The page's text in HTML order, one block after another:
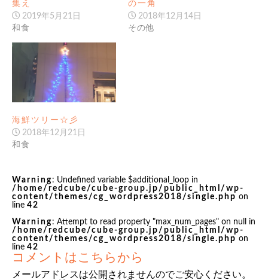
集え
2019年5月21日
和食
の一角
2018年12月14日
その他
海鮮ツリー☆彡
2018年12月21日
和食
Warning: Undefined variable $additional_loop in
/home/redcube/cube-group.jp/public_html/wp-
content/themes/cg_wordpress2018/single.php on
line 42
Warning: Attempt to read property "max_num_pages" on null in
/home/redcube/cube-group.jp/public_html/wp-
content/themes/cg_wordpress2018/single.php on
line 42
コメントはこちらから
メールアドレスは公開されませんのでご安心ください。